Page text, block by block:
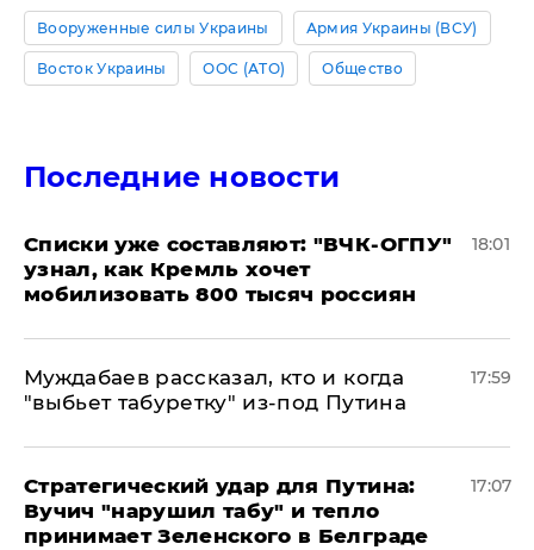
Вооруженные силы Украины Армия Украины (ВСУ)
Восток Украины ООС (АТО) Общество
Последние новости
Списки уже составляют: "ВЧК-ОГПУ"
узнал, как Кремль хочет
мобилизовать 800 тысяч россиян
18:01
Муждабаев рассказал, кто и когда
"выбьет табуретку" из-под Путина
17:59
Стратегический удар для Путина:
Вучич "нарушил табу" и тепло
принимает Зеленского в Белграде
17:07